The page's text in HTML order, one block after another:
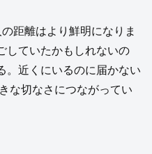
距離はより鮮明になりま
していたかもしれないの
。近くにいるのに届かない
な切なさにつながってい